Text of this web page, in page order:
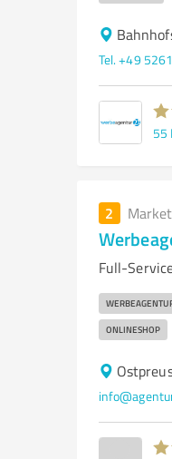
Tel. +49
55
2
Full-
ONLINESHOP